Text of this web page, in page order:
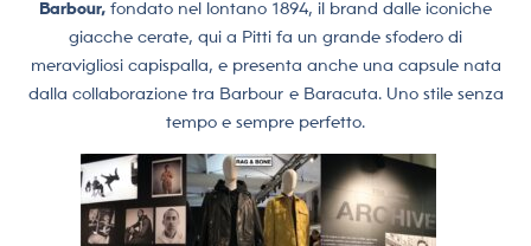
Barbour, fondato nel lontano 1894, il brand dalle iconiche
giacche cerate, qui a Pitti fa un grande sfodero di
meravigliosi capispalla, e presenta anche una capsule nata
dalla collaborazione tra Barbour e Baracuta. Uno stile senza
tempo e sempre perfetto.